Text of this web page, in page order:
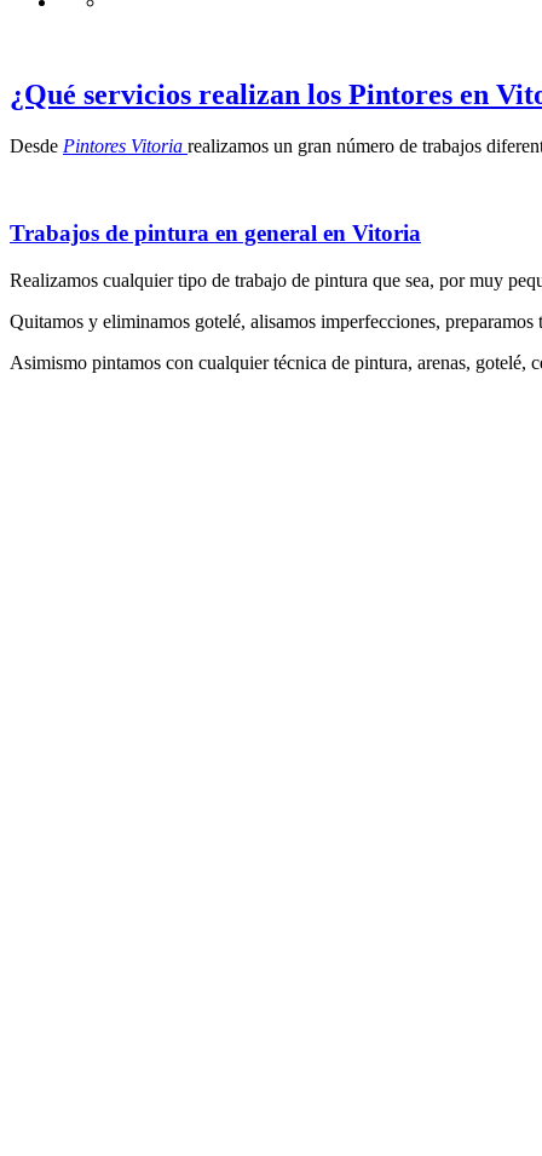
¿Qué servicios realizan los Pintores en
Desde Pintores Vitoria realizamos un gran número de trabajos
Trabajos de pintura en general en Vitoria
Realizamos cualquier tipo de trabajo de pintura que sea, por muy
Quitamos y eliminamos gotelé, alisamos imperfecciones,
Asimismo pintamos con cualquier técnica de pintura, arenas, gotelé,